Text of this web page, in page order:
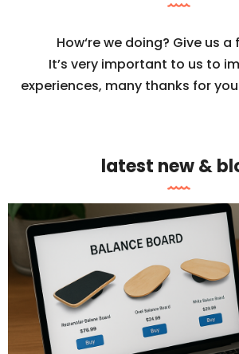
How‘re we doing? Give us
It’s very important to us to
experiences, many thanks for
latest new &